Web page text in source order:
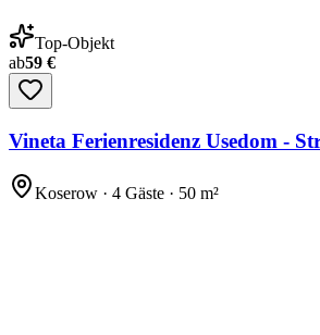
Top-Objekt
ab59 €
Vineta Ferienresidenz Usedom -
Koserow · 4 Gäste · 50 m²